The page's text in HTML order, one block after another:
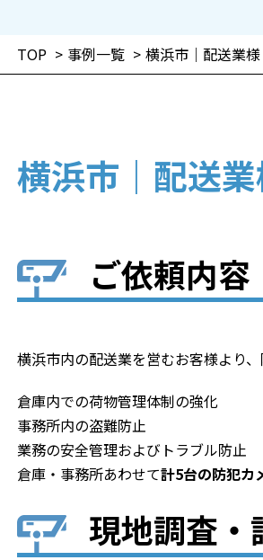
TOP 事例一覧 横浜市｜配送業
横浜市｜配送
ご依頼内容
横浜市内の配送業を営むお客様より
倉庫内での荷物管理体制の強化
事務所内の盗難防止
業務の安全管理およびトラブル防止
倉庫・事務所あわせて計5台の防犯カ
現地調査・